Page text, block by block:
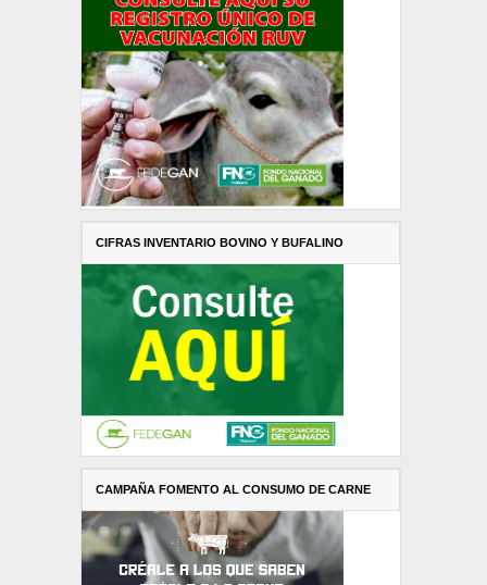
CIFRAS INVENTARIO BOVINO Y BUFALINO
CAMPAÑA FOMENTO AL CONSUMO DE CARNE